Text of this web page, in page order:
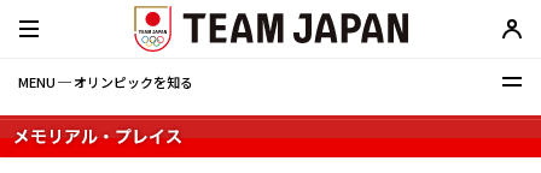
MENU ─ オリンピックを知る